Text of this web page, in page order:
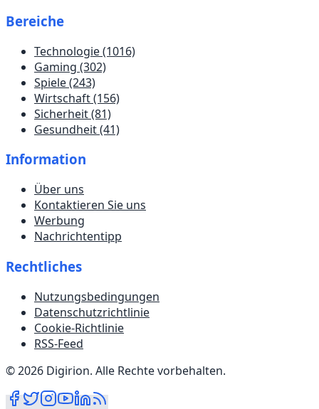
Bereiche
Technologie(1016)
Gaming (302)
Spiele(243)
Wirtschaft(156)
Sicherheit(81)
Gesundheit(41)
Information
Über uns
Kontaktieren Sie uns
Werbung
Nachrichtentipp
Rechtliches
Nutzungsbedingungen
Datenschutzrichtlinie
Cookie-Richtlinie
RSS-Feed
©2026 Digirion. Alle Rechte vorbehalten.